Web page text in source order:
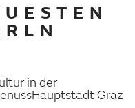
in der
Graz